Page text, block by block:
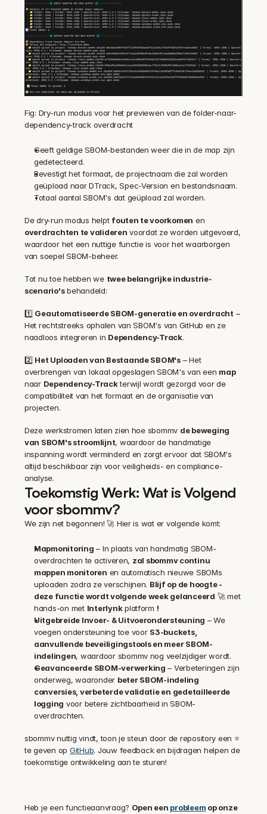
Fig: Dry-run modus voor het previewen van de folder-naar-
dependency-track overdracht
Geeft geldige SBOM-bestanden weer die in de map zijn
gedetecteerd.
Bevestigt het formaat, de projectnaam die zal worden
geüpload naar DTrack, Spec-Version en bestandsnaam.
Totaal aantal SBOM's dat geüpload zal worden.
De dry-run modus helpt fouten te voorkomen
overdrachten te valideren voordat ze worden uitgevoerd,
waardoor het een nuttige functie is voor het waarborgen
van soepel SBOM-beheer.
Tot nu toe hebben we twee belangrijke industrie-
scenario's behandeld:
1️⃣ Geautomatiseerde SBOM-generatie en overdracht –
Het rechtstreeks ophalen van SBOM's van GitHub en ze
naadloos integreren in Dependency-Track.
2️⃣ Het Uploaden van Bestaande SBOM's – Het
overbrengen van lokaal opgeslagen SBOM's van een map
naar Dependency-Track terwijl wordt gezorgd voor de
compatibiliteit van het formaat en de organisatie van
projecten.
Deze werkstromen laten zien hoe sbommv de beweging
van SBOM's stroomlijnt, waardoor de handmatige
inspanning wordt verminderd en zorgt ervoor dat SBOM's
altijd beschikbaar zijn voor veiligheids- en compliance-
analyse.
Toekomstig Werk: Wat is Volgend
voor sbommv?
We zijn net begonnen! 🚀 Hier is wat er volgende komt:
Mapmonitoring – In plaats van handmatig SBOM-
overdrachten te activeren, zal sbommv continu
mappen monitoren en automatisch nieuwe SBOMs
uploaden zodra ze verschijnen. Blijf op de hoogte -
deze functie wordt volgende week gelanceerd 🚀 met
hands-on met Interlynk platform !
Uitgebreide Invoer- & Uitvoerondersteuning – We
voegen ondersteuning toe voor S3-buckets,
aanvullende beveiligingstools en meer SBOM-
indelingen, waardoor sbommv nog veelzijdiger wordt.
Geavanceerde SBOM-verwerking – Verbeteringen zijn
onderweg, waaronder beter SBOM-indeling
conversies, verbeterde validatie en gedetailleerde
logging voor betere zichtbaarheid in SBOM-
overdrachten.
sbommv nuttig vindt, toon je steun door de repository een ⭐
te geven op GitHub. Jouw feedback en bijdragen helpen de
toekomstige ontwikkeling aan te sturen!
Heb je een functieaanvraag? Open een probleem op onze